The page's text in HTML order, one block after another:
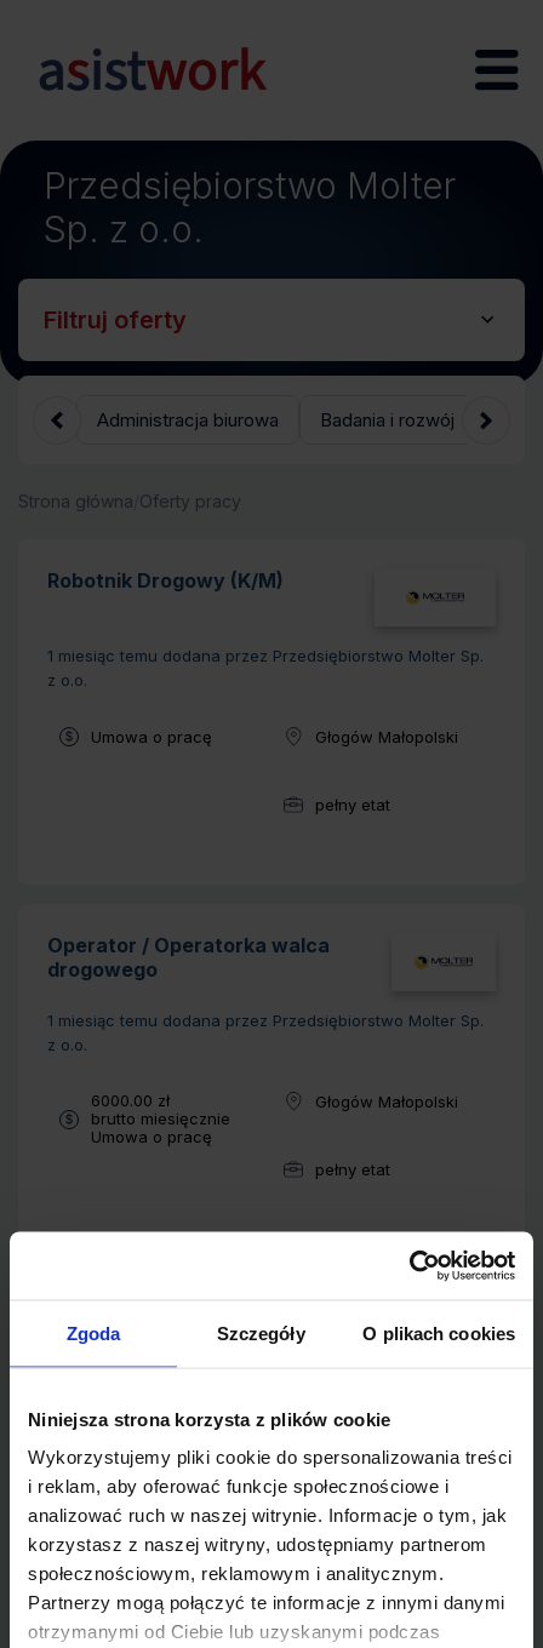
Zgoda Szczegóły O plikach cookies
Niniejsza strona korzysta z plików cookie
Wykorzystujemy pliki cookie do spersonalizowania treści
i reklam, aby oferować funkcje społecznościowe i
analizować ruch w naszej witrynie. Informacje o tym, jak
korzystasz z naszej witryny, udostępniamy partnerom
społecznościowym, reklamowym i analitycznym.
Partnerzy mogą połączyć te informacje z innymi danymi
otrzymanymi od Ciebie lub uzyskanymi podczas
Przedsiębiorstwo Molter
Sp. z o.o.
Filtruj oferty
Administracja biurowa Badania i rozwój
Strona główna Oferty pracy
Robotnik Drogowy (K/M)
1 miesiąc temu dodana przez Przedsiębiorstwo Molter Sp.
z o.o.
Typ umowy:
Umowa o pracę Lokalizacja:
Głogów Małopolski
Wymiar pracy:
pełny etat
Operator / Operatorka walca
drogowego
1 miesiąc temu dodana przez Przedsiębiorstwo Molter Sp.
z o.o.
Wynagrodzenie:
6000.00 zł
brutto miesięcznie
Typ umowy:
Umowa o pracę
Lokalizacja:
Głogów Małopolski
Wymiar pracy:
pełny etat
mas bitumicznych
z o.o.
Wynagrodzenie:
6000.00 zł
brutto miesięcznie
Typ umowy:
Umowa o pracę
Lokalizacja:
Głogów Małopolski
Wymiar pracy:
pełny etat